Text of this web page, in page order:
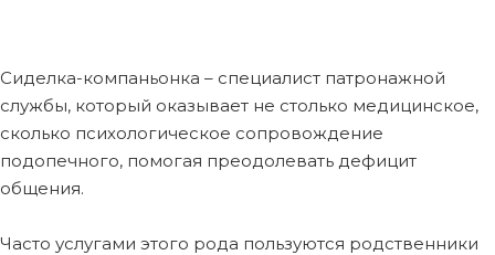
Сиделка-компаньонка – специалист патронажной
службы, который оказывает не столько медицинское,
сколько психологическое сопровождение
подопечного, помогая преодолевать дефицит
общения.
Часто услугами этого рода пользуются родственники